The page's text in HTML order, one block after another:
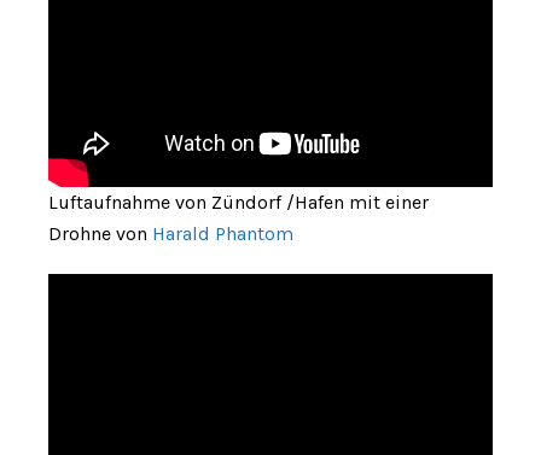
Luftaufnahme von Zündorf /Hafen mit einer
Drohne von Harald Phantom